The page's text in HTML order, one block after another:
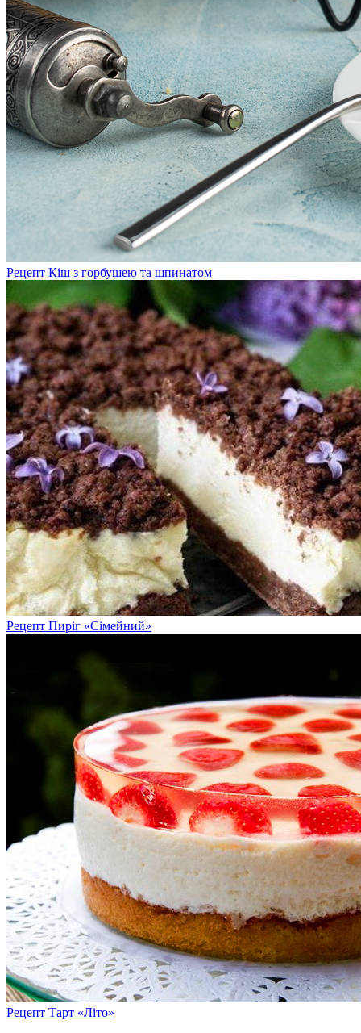
Рецепт Кіш з горбушею та шпинатом
Рецепт Пиріг «Сімейний»
Рецепт Тарт «Літо»